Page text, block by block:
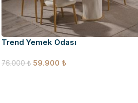
Trend Yemek Odası
76.000₺ 59.900₺